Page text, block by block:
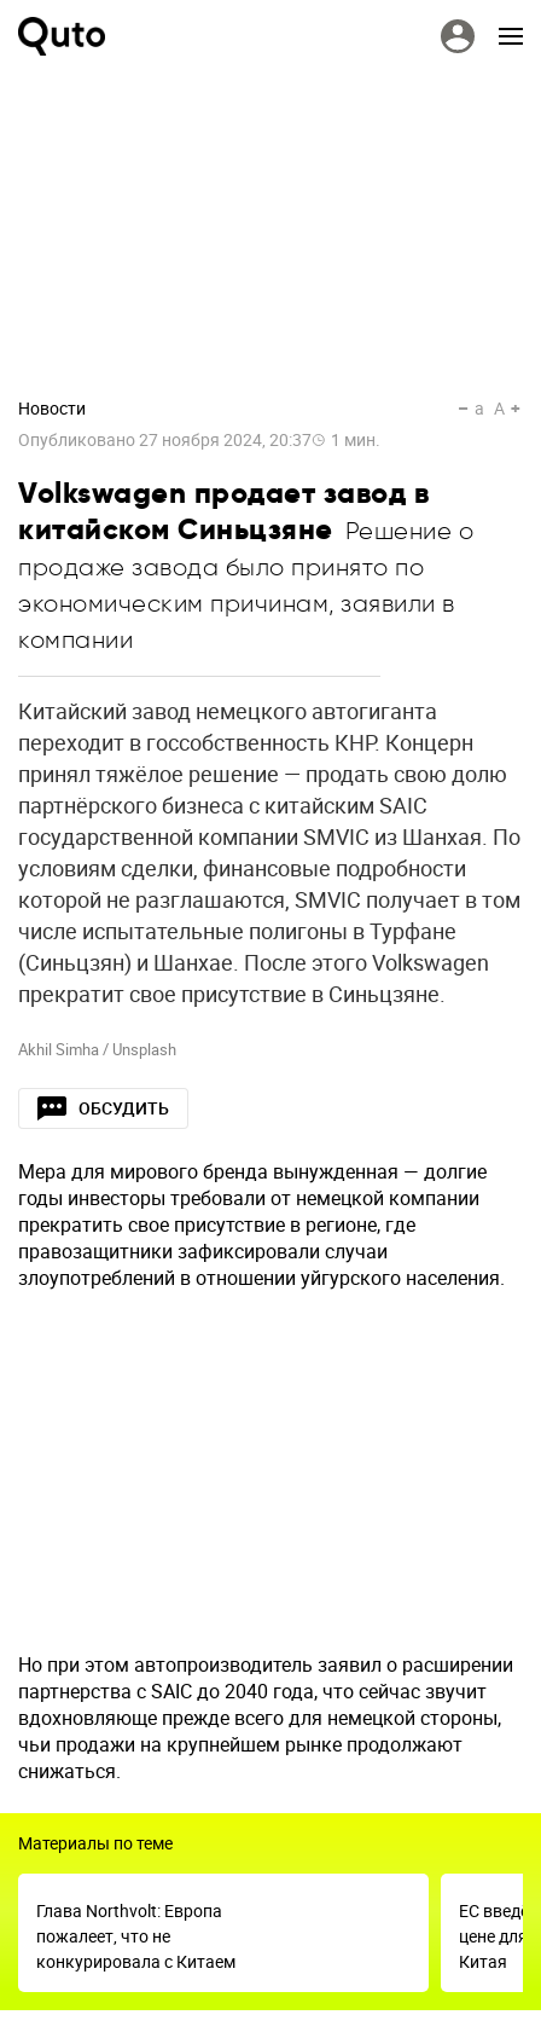
Новости
Опубликовано27 ноября 2024, 20:37 1 мин.
a A
Volkswagen продает завод в
китайском Синьцзяне Решение о
продаже завода было принято по
экономическим причинам, заявили в
компании
Китайский завод немецкого автогиганта
переходит в госсобственность КНР. Концерн
принял тяжёлое решение — продать свою долю
партнёрского бизнеса с китайским SAIC
государственной компании SMVIC из Шанхая. По
условиям сделки, финансовые подробности
которой не разглашаются, SMVIC получает в том
числе испытательные полигоны в Турфане
(Синьцзян) и Шанхае. После этого Volkswagen
прекратит свое присутствие в Синьцзяне.
Akhil Simha / Unsplash
ОБСУДИТЬ
Мера для мирового бренда вынужденная — долгие
годы инвесторы требовали от немецкой компании
прекратить свое присутствие в регионе, где
правозащитники зафиксировали случаи
злоупотреблений в отношении уйгурского населения.
Но при этом автопроизводитель заявил о расширении
партнерства с SAIC до 2040 года, что сейчас звучит
вдохновляюще прежде всего для немецкой стороны,
чьи продажи на крупнейшем рынке продолжают
снижаться.
Материалы по теме
Глава Northvolt: Европа
пожалеет, что не
конкурировала с Китаем
ЕС
цене для
Китая